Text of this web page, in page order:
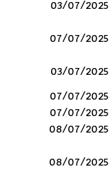
03/07/2025
07/07/2025
03/07/2025
07/07/2025
07/07/2025
08/07/2025
08/07/2025